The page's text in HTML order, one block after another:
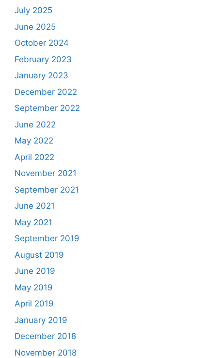
July 2025
June 2025
October 2024
February 2023
January 2023
December 2022
September 2022
June 2022
May 2022
April 2022
November 2021
September 2021
June 2021
May 2021
September 2019
August 2019
June 2019
May 2019
April 2019
January 2019
December 2018
November 2018